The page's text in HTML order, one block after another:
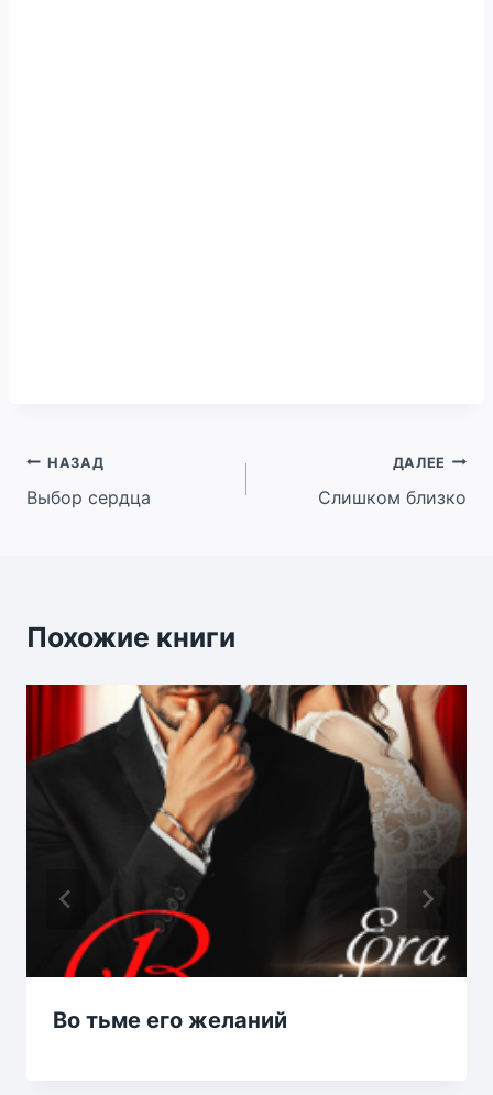
Навигация
по
НАЗАД
Выбор сердца
ДАЛЕЕ
Слишком близко
Похожие книги
Во тьме его желаний